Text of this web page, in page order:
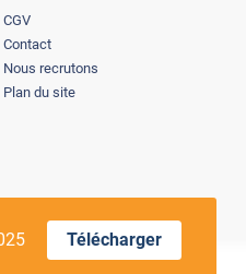
CGV
Contact
Nous recrutons
Plan du site
Télécharger